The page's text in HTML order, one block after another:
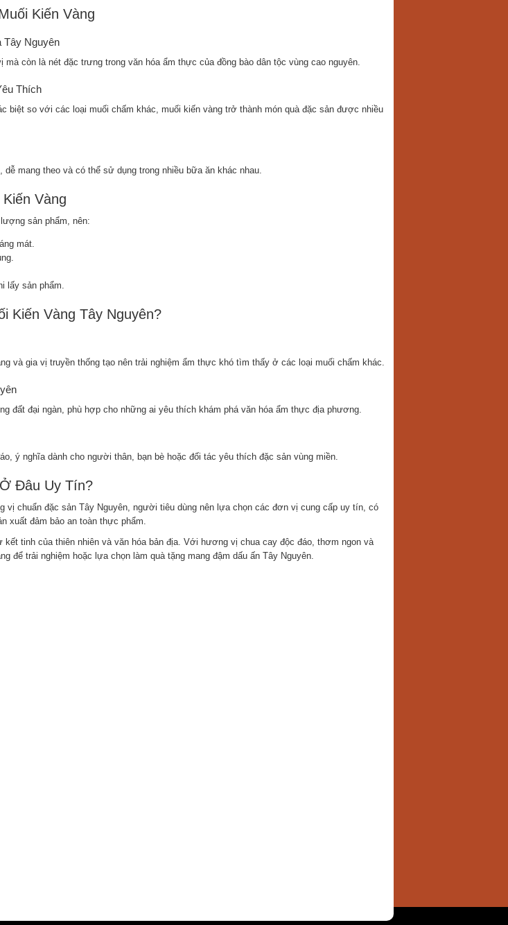
Kiến Vàng
Tây Nguyên
mà còn là nét đặc trưng trong văn hóa ẩm thực của đồng bào dân tộc vùng cao nguyên.
Thích
biệt so với các loại muối chấm khác, muối kiến vàng trở thành món quà đặc sản được nhiều
mang theo và có thể sử dụng trong nhiều bữa ăn khác nhau.
Vàng
sản phẩm, nên:
mát.
lấy sản phẩm.
Kiến Vàng Tây Nguyên?
và gia vị truyền thống tạo nên trải nghiệm ẩm thực khó tìm thấy ở các loại muối chấm khác.
đất đại ngàn, phù hợp cho những ai yêu thích khám phá văn hóa ẩm thực địa phương.
ý nghĩa dành cho người thân, bạn bè hoặc đối tác yêu thích đặc sản vùng miền.
Đâu Uy Tín?
vị chuẩn đặc sản Tây Nguyên, người tiêu dùng nên lựa chọn các đơn vị cung cấp uy tín, có
xuất đảm bảo an toàn thực phẩm.
kết tinh của thiên nhiên và văn hóa bản địa. Với hương vị chua cay độc đáo, thơm ngon và
để trải nghiệm hoặc lựa chọn làm quà tặng mang đậm dấu ấn Tây Nguyên.